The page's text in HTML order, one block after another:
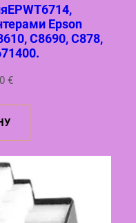
Epson
C8690, C878,
€